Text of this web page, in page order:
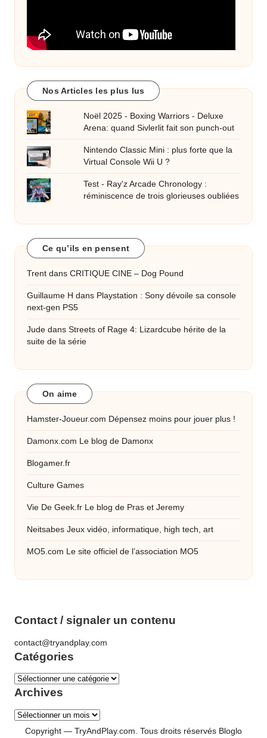
Nos Articles les plus lus
Noël 2025 - Boxing Warriors - Deluxe
Arena: quand Sivlerlit fait son punch-out
Nintendo Classic Mini : plus forte que la
Virtual Console Wii U ?
Test - Ray'z Arcade Chronology :
réminiscence de trois glorieuses oubliées
Ce qu’ils en pensent
Trent dans CRITIQUE CINE – Dog Pound
Guillaume H dans Playstation : Sony dévoile sa console
next-gen PS5
Jude dans Streets of Rage 4: Lizardcube hérite de la
suite de la série
On aime
Hamster-Joueur.com Dépensez moins pour jouer plus !
Damonx.com Le blog de Damonx
Blogamer.fr
Culture Games
Vie De Geek.fr Le blog de Pras et Jeremy
Neitsabes Jeux vidéo, informatique, high tech, art
MO5.com Le site officiel de l’association MO5
Contact / signaler un contenu
contact@tryandplay.com
Catégories
Catégories
Archives
Archives
Copyright — TryAndPlay.com. Tous droits réservés Bloglo